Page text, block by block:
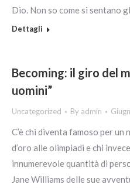
Dio. Non so come si sentano
Dettagli
Becoming: il giro del
uomini”
Uncategorized By admin
C’è chi diventa famoso per un
d’oro alle olimpiadi e chi
innumerevole quantità di
Jane Williams delle sue